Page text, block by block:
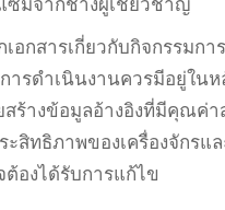
ซมจากช่างผู้เชี่ยวชาญ
อกสารเกี่ยวกับกิจกรรมกา
ารดำเนินงานควรมีอยู่ในห
สร้างข้อมูลอ้างอิงที่มีคุณค่า
ะสิทธิภาพของเครื่องจักรแ
องได้รับการแก้ไข